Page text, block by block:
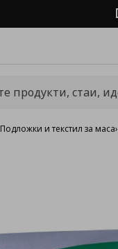
Подложки и текстил за маса›